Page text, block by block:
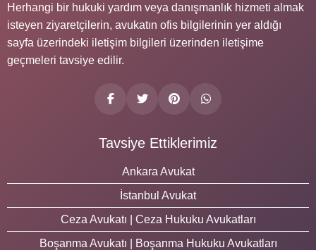
Herhangi bir hukuki yardım veya danışmanlık hizmeti almak
isteyen ziyaretçilerin, avukatın ofis bilgilerinin yer aldığı
sayfa üzerindeki iletişim bilgileri üzerinden iletişime
geçmeleri tavsiye edilir.
Tavsiye Ettiklerimiz
Ankara Avukat
İstanbul Avukat
Ceza Avukatı | Ceza Hukuku Avukatları
Boşanma Avukatı | Boşanma Hukuku Avukatları